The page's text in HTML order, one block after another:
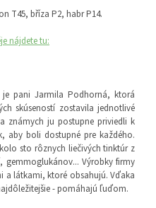
T45, bříza P2, habr P14.
nájdete tu:
je pani Jarmila Podhorná, ktorá
skúseností zostavila jednotlivé
známych ju postupne priviedli k
aby boli dostupné pre každého.
sto rôznych liečivých tinktúr z
Výrobky firmy
a látkami, ktoré obsahujú. Vďaka
- pomáhajú ľuďom.